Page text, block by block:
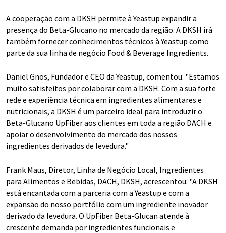
A cooperação com a DKSH permite à Yeastup expandir a
presença do Beta-Glucano no mercado da região. A DKSH irá
também fornecer conhecimentos técnicos à Yeastup como
parte da sua linha de negócio Food & Beverage Ingredients.
Daniel Gnos, Fundador e CEO da Yeastup, comentou: "Estamos
muito satisfeitos por colaborar com a DKSH. Com a sua forte
rede e experiência técnica em ingredientes alimentares e
nutricionais, a DKSH é um parceiro ideal para introduzir o
Beta-Glucano UpFiber aos clientes em toda a região DACH e
apoiar o desenvolvimento do mercado dos nossos
ingredientes derivados de levedura."
Frank Maus, Diretor, Linha de Negócio Local, Ingredientes
para Alimentos e Bebidas, DACH, DKSH, acrescentou: "A DKSH
está encantada com a parceria com a Yeastup e com a
expansão do nosso portfólio com um ingrediente inovador
derivado da levedura. O UpFiber Beta-Glucan atende à
crescente demanda por ingredientes funcionais e